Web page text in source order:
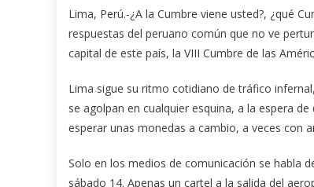
Lima, Perú.-¿A la Cumbre viene usted?, ¿qué
respuestas del peruano común que no ve
capital de este país, la VIII Cumbre de las
Lima sigue su ritmo cotidiano de tráfico
se agolpan en cualquier esquina, a la espera
esperar unas monedas a cambio, a veces con
Solo en los medios de comunicación se habla
sábado 14. Apenas un cartel a la salida del